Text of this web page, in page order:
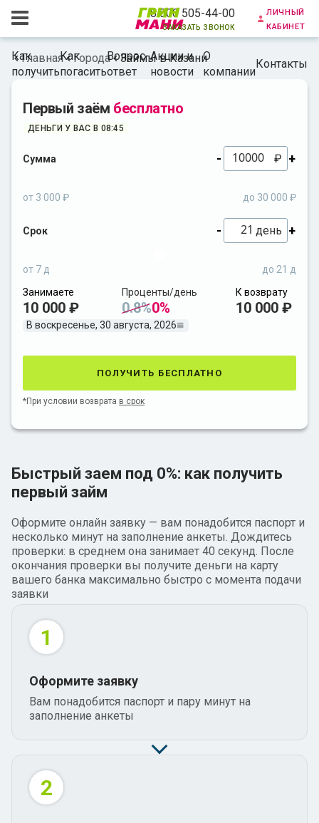
8 800 505-44-00
заказать звонок
личный
кабинет
Как
получить
Как
погасить
Вопрос-
ответ
Акции и
новости
О
компании
Контакты
Главная Города Займы в Казани
Первый заём бесплатно
ДЕНЬГИ У ВАС В 08:45
Сумма - ₽ +
от 3 000 ₽ до 30 000 ₽
Срок - день +
от 7 д
до 21 д
Занимаете
10 000 ₽
Проценты/день
0.8%0%
К возврату
10 000 ₽
В воскресенье, 30 августа, 2026
получить бесплатно
*При условии возврата в срок
Быстрый заем под 0%: как получить
первый займ
Оформите онлайн заявку — вам понадобится паспорт и
несколько минут на заполнение анкеты. Дождитесь
проверки: в среднем она занимает 40 секунд. После
окончания проверки вы получите деньги на карту
вашего банка максимально быстро с момента подачи
заявки
1
Оформите заявку
Вам понадобится паспорт и пару минут на
заполнение анкеты
2